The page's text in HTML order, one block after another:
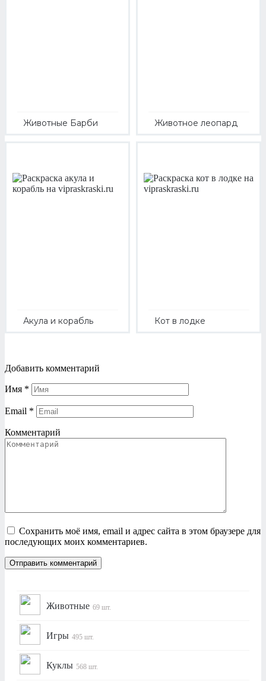
Животные Барби Животное леопард
Акула и корабль Кот в лодке
Добавить комментарий
Имя *
Email *
Комментарий
Сохранить моё имя, email и адрес сайта в этом браузере для
последующих моих комментариев.
Животные 69 шт.
Игры 495 шт.
Куклы 568 шт.